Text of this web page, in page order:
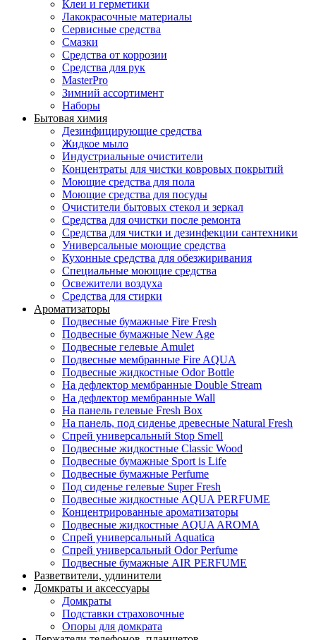
Клеи и герметики
Лакокрасочные материалы
Сервисные средства
Смазки
Средства от коррозии
Средства для рук
MasterPro
Зимний ассортимент
Наборы
Бытовая химия
Дезинфицирующие средства
Жидкое мыло
Индустриальные очистители
Концентраты для чистки ковровых покрытий
Моющие средства для пола
Моющие средства для посуды
Очистители бытовых стекол и зеркал
Средства для очистки после ремонта
Средства для чистки и дезинфекции сантехники
Универсальные моющие средства
Кухонные средства для обезжиривания
Специальные моющие средства
Освежители воздуха
Средства для стирки
Ароматизаторы
Подвесные бумажные Fire Fresh
Подвесные бумажные New Age
Подвесные гелевые Amulet
Подвесные мембранные Fire AQUA
Подвесные жидкостные Odor Bottle
На дефлектор мембранные Double Stream
На дефлектор мембранные Wall
На панель гелевые Fresh Box
На панель, под сиденье древесные Natural Fresh
Спрей универсальный Stop Smell
Подвесные жидкостные Classic Wood
Подвесные бумажные Sport is Life
Подвесные бумажные Perfume
Под сиденье гелевые Super Fresh
Подвесные жидкостные AQUA PERFUME
Концентрированные ароматизаторы
Подвесные жидкостные AQUA AROMA
Спрей универсальный Aquatica
Спрей универсальный Odor Perfume
Подвесные бумажные AIR PERFUME
Разветвители, удлинители
Домкраты и аксессуары
Домкраты
Подставки страховочные
Опоры для домкрата